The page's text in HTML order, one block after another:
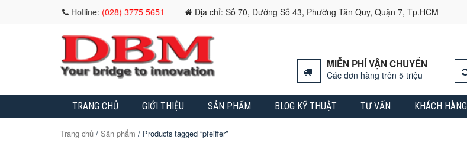
Hotline:(028) 3775 5651 Địa chỉ: Số 70, Đường Số 43, Phường Tân Quy, Quận 7, Tp.HCM
MIỄN PHÍ VẬN CHUYỂN
Các đơn hàng trên 5 triệu
TRANG CHỦ GIỚI THIỆU SẢN PHẨM BLOG KỸ THUẬT TƯ VẤN KHÁCH HÀNG
Trang chủ / Sản phẩm / Products tagged “pfeiffer”